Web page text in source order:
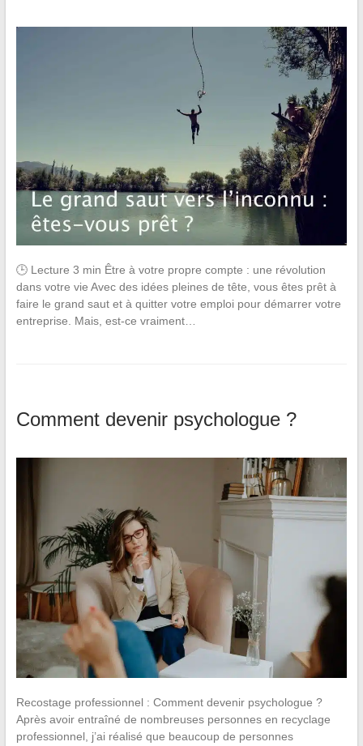
🕒 Lecture 3 min Être à votre propre compte : une révolution
dans votre vie Avec des idées pleines de tête, vous êtes prêt à
faire le grand saut et à quitter votre emploi pour démarrer votre
entreprise. Mais, est-ce vraiment…
Comment devenir psychologue ?
Recostage professionnel : Comment devenir psychologue ?
Après avoir entraîné de nombreuses personnes en recyclage
professionnel, j’ai réalisé que beaucoup de personnes